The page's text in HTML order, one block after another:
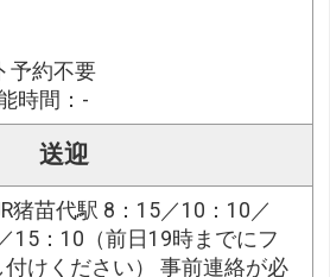
予約不要
時間：-
送迎
猪苗代駅 8：15／10：10／
15：10（前日19時までにフ
けください） 事前連絡が必